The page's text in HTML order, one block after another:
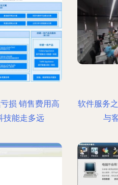
损 销售费用高
技能走多远
软件服务
与